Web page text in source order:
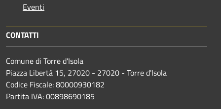
Eventi
CONTATTI
Comune di Torre d'Isola
Piazza Libertà 15, 27020 - 27020 - Torre d'Isola
Codice Fiscale: 80000930182
Partita IVA: 00898690185